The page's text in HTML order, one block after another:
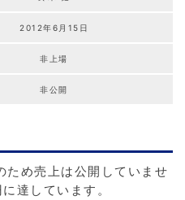
2012年6月15日
非上場
非公開
ため売上は公開していませ
達しています。